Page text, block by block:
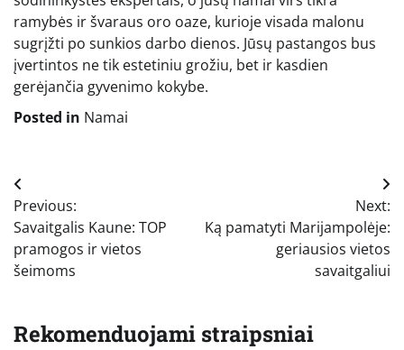
ramybės ir švaraus oro oaze, kurioje visada malonu
sugrįžti po sunkios darbo dienos. Jūsų pastangos bus
įvertintos ne tik estetiniu grožiu, bet ir kasdien
gerėjančia gyvenimo kokybe.
Posted in Namai
Navigacija
tarp
įrašų
Previous:
Savaitgalis Kaune: TOP
pramogos ir vietos
šeimoms
Next:
Ką pamatyti Marijampolėje:
geriausios vietos
savaitgaliui
Rekomenduojami straipsniai